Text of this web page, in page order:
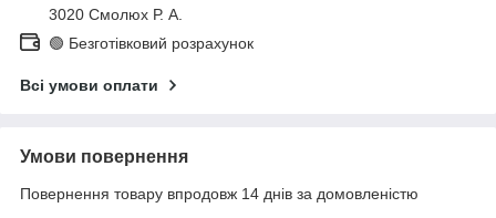
3020 Смолюх Р. А.
🟢 Безготівковий розрахунок
Всі умови оплати
Умови повернення
Повернення товару впродовж 14 днів за домовленістю